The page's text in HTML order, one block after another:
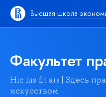
Высшая школа
Факультет
Hic ius fit ars | Здесь
искусством